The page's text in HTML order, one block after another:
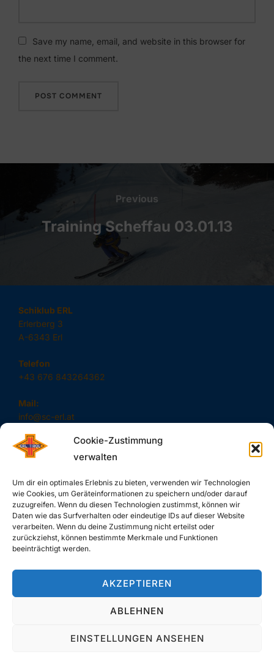
Cookie-Zustimmung
verwalten
Um dir ein optimales Erlebnis zu bieten, verwenden wir Technologien
wie Cookies, um Geräteinformationen zu speichern und/oder darauf
zuzugreifen. Wenn du diesen Technologien zustimmst, können wir
Daten wie das Surfverhalten oder eindeutige IDs auf dieser Website
verarbeiten. Wenn du deine Zustimmung nicht erteilst oder
zurückziehst, können bestimmte Merkmale und Funktionen
beeinträchtigt werden.
AKZEPTIEREN
ABLEHNEN
EINSTELLUNGEN ANSEHEN
Save my name, email, and website in this browser for
the next time I comment.
Previous
Previous
Training Scheffau 03.01.13
Schiklub ERL
Erlerberg 3
A-6343 Erl
Telefon
+43 676 843264362
Mail:
info@sc-erl.at
SUCHE
Copyright © 2026 SC-Erl